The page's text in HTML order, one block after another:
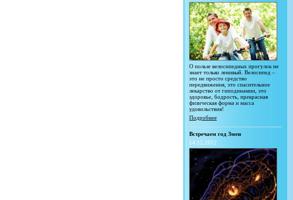
О пользе велосипедных прогулок не
знает только ленивый. Велосипед –
это не просто средство
передвижения, это спасительное
лекарство от гиподинамии, это
здоровье, бодрость, прекрасная
физическая форма и масса
удовольствия!
Подробнее
Встречаем год Змеи
14.12.2012